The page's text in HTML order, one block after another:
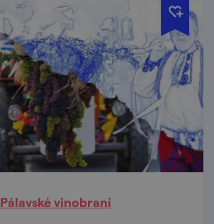
Pálavské vinobraní